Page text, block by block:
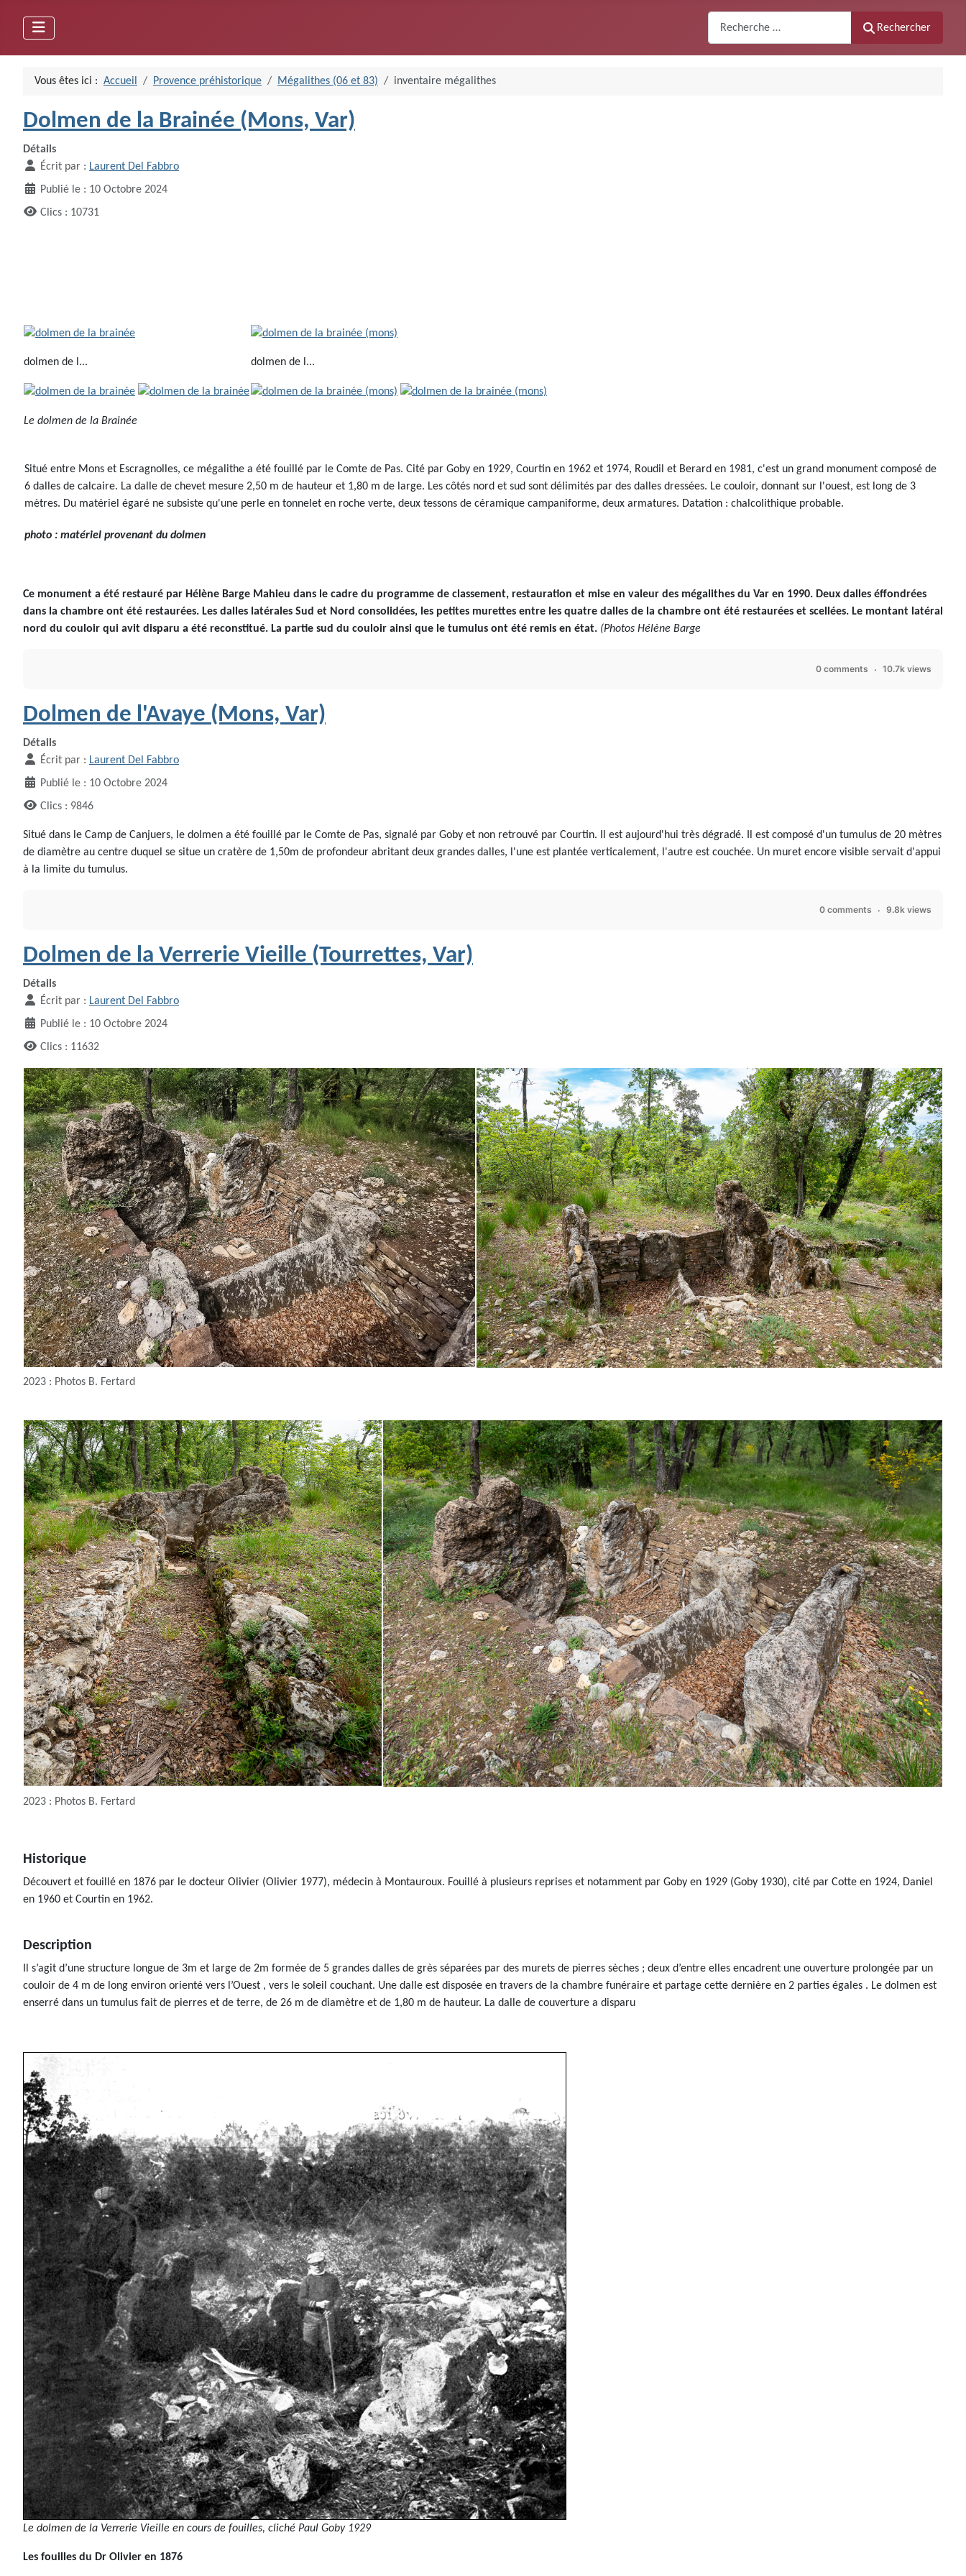
Rechercher
Vous êtes ici : Accueil Provence préhistorique Mégalithes (06 et 83) inventaire mégalithes
Dolmen de la Brainée (Mons, Var)
Détails
Écrit par : Laurent Del Fabbro
Publié le : 10 Octobre 2024
Clics : 10731
dolmen de l... dolmen de l...
Le dolmen de la Brainée
Situé entre Mons et Escragnolles, ce mégalithe a été fouillé par le Comte de Pas. Cité par Goby en 1929, Courtin en 1962 et 1974, Roudil et Berard en 1981, c'est un grand monument composé de
6 dalles de calcaire. La dalle de chevet mesure 2,50 m de hauteur et 1,80 m de large. Les côtés nord et sud sont délimités par des dalles dressées. Le couloir, donnant sur l'ouest, est long de 3
mètres. Du matériel égaré ne subsiste qu'une perle en tonnelet en roche verte, deux tessons de céramique campaniforme, deux armatures. Datation : chalcolithique probable.
photo : matériel provenant du dolmen
Ce monument a été restauré par Hélène Barge Mahieu dans le cadre du programme de classement, restauration et mise en valeur des mégalithes du Var en 1990. Deux dalles éffondrées
dans la chambre ont été restaurées. Les dalles latérales Sud et Nord consolidées, les petites murettes entre les quatre dalles de la chambre ont été restaurées et scellées. Le montant latéral
nord du couloir qui avit disparu a été reconstitué. La partie sud du couloir ainsi que le tumulus ont été remis en état. (Photos Hélène Barge
0 comments 10.7k views
Dolmen de l'Avaye (Mons, Var)
Détails
Écrit par : Laurent Del Fabbro
Publié le : 10 Octobre 2024
Clics : 9846
Situé dans le Camp de Canjuers, le dolmen a été fouillé par le Comte de Pas, signalé par Goby et non retrouvé par Courtin. Il est aujourd'hui très dégradé. Il est composé d'un tumulus de 20 mètres
de diamètre au centre duquel se situe un cratère de 1,50m de profondeur abritant deux grandes dalles, l'une est plantée verticalement, l'autre est couchée. Un muret encore visible servait d'appui
à la limite du tumulus.
0 comments 9.8k views
Dolmen de la Verrerie Vieille (Tourrettes, Var)
Détails
Écrit par : Laurent Del Fabbro
Publié le : 10 Octobre 2024
Clics : 11632
2023 : Photos B. Fertard
2023 : Photos B. Fertard
Historique
Découvert et fouillé en 1876 par le docteur Olivier (Olivier 1977), médecin à Montauroux. Fouillé à plusieurs reprises et notamment par Goby en 1929 (Goby 1930), cité par Cotte en 1924, Daniel
en 1960 et Courtin en 1962.
Description
Il s’agit d’une structure longue de 3m et large de 2m formée de 5 grandes dalles de grès séparées par des murets de pierres sèches ; deux d’entre elles encadrent une ouverture prolongée par un
couloir de 4 m de long environ orienté vers l’Ouest , vers le soleil couchant. Une dalle est disposée en travers de la chambre funéraire et partage cette dernière en 2 parties égales . Le dolmen est
enserré dans un tumulus fait de pierres et de terre, de 26 m de diamètre et de 1,80 m de hauteur. La dalle de couverture a disparu
Le dolmen de la Verrerie Vieille en cours de fouilles, cliché Paul Goby 1929
Les fouilles du Dr Olivier en 1876